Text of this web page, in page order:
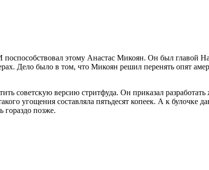
этому Анастас Микоян. Он был главой
Дело было в том, что Микоян решил перенять опят
советскую версию стритфуда. Он приказал разработать
угощения составляла пятьдесят копеек. А к
гораздо позже.